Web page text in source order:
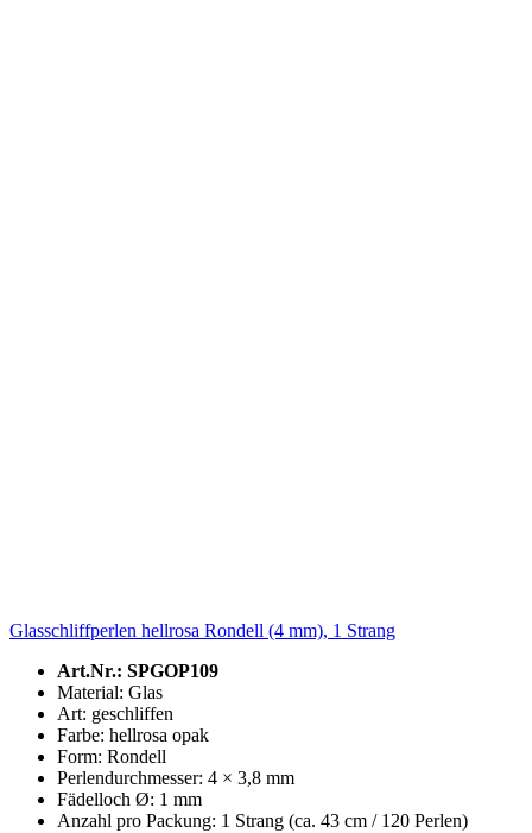
Glasschliffperlen hellrosa Rondell (4 mm), 1 Strang
Art.Nr.: SPGOP109
Material: Glas
Art: geschliffen
Farbe: hellrosa opak
Form: Rondell
Perlendurchmesser: 4 × 3,8 mm
Fädelloch Ø: 1 mm
Anzahl pro Packung: 1 Strang (ca. 43 cm / 120 Perlen)